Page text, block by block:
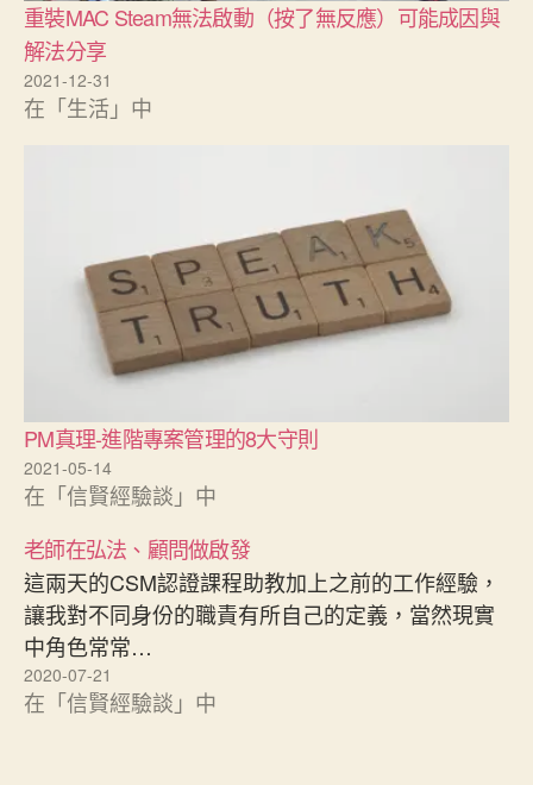
重裝MAC Steam無法啟動（按了無反應）可能成因與
解法分享
2021-12-31
在「生活」中
PM真理-進階專案管理的8大守則
2021-05-14
在「信賢經驗談」中
老師在弘法、顧問做啟發
這兩天的CSM認證課程助教加上之前的工作經驗，
讓我對不同身份的職責有所自己的定義，當然現實
中角色常常…
2020-07-21
在「信賢經驗談」中